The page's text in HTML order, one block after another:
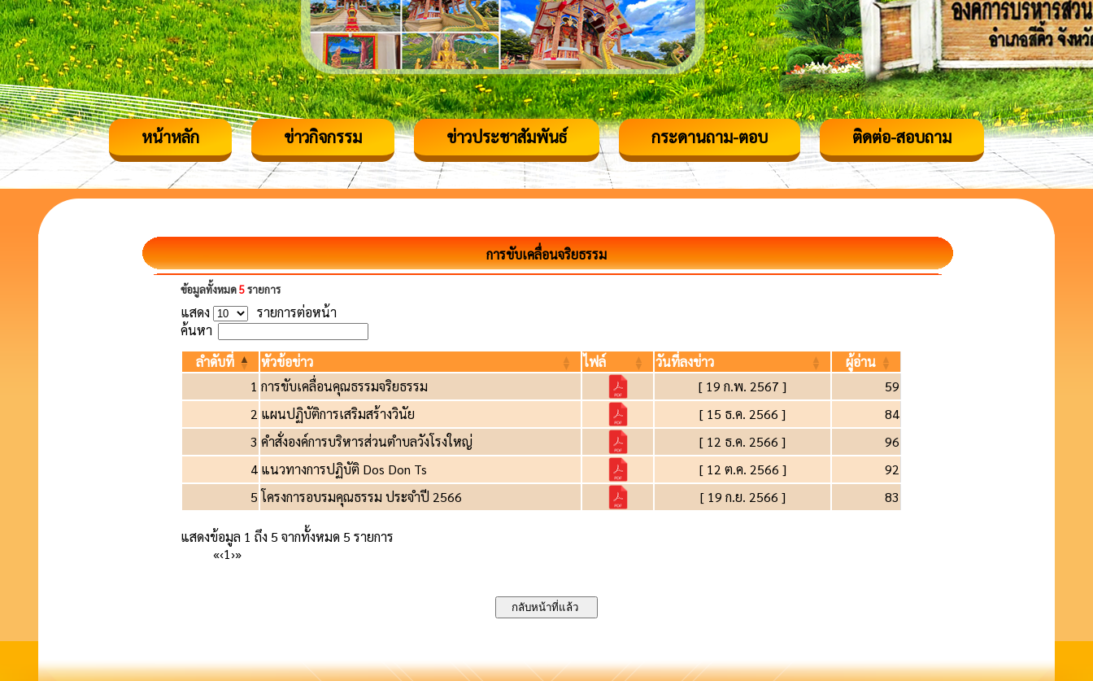
หน้าหลัก ข่าวกิจกรรม ข่าวประชาสัมพันธ์ กระดานถาม-ตอบ ติดต่อ-สอบถาม
การขับเคลื่อนจริยธรรม
ข้อมูลทั้งหมด5รายการ
แสดง
รายการต่อหน้า
ค้นหา
ลำดับที่
หัวข้อข่าว ไฟล์ วันที่ลงข่าว
ผู้อ่าน
1 การขับเคลื่อนคุณธรรมจริยธรรม [ 19 ก.พ. 2567 ]
59
2 แผนปฏิบัติการเสริมสร้างวินัย [ 15 ธ.ค. 2566 ]
84
3 คำสั่งองค์การบริหารส่วนตำบลวังโรงใหญ่ [ 12 ธ.ค. 2566 ]
96
4 แนวทางการปฏิบัติ Dos Don Ts [ 12 ต.ค. 2566 ]
92
5 โครงการอบรมคุณธรรม ประจำปี 2566 [ 19 ก.ย. 2566 ] 83
แสดงข้อมูล 1 ถึง 5 จากทั้งหมด 5 รายการ
«‹1›»